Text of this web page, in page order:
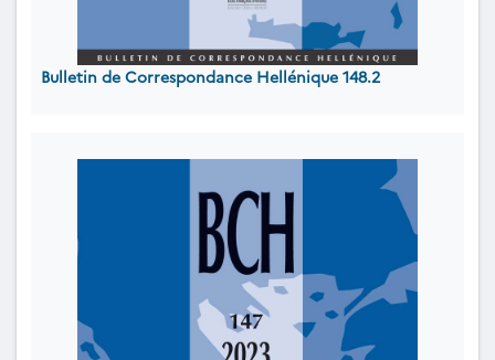
Bulletin de Correspondance Hellénique 148.2